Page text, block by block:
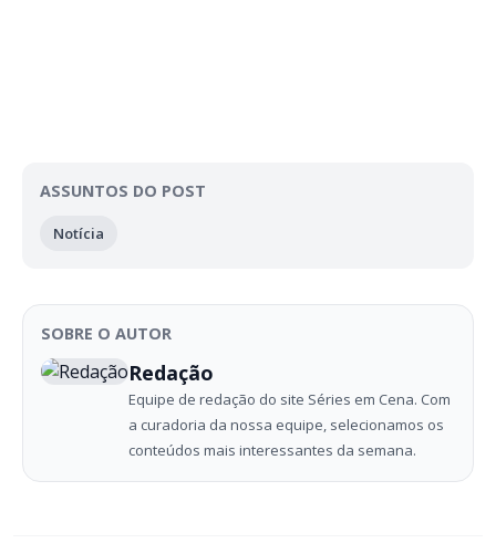
ASSUNTOS DO POST
Notícia
SOBRE O AUTOR
Redação
Equipe de redação do site Séries em Cena. Com
a curadoria da nossa equipe, selecionamos os
conteúdos mais interessantes da semana.